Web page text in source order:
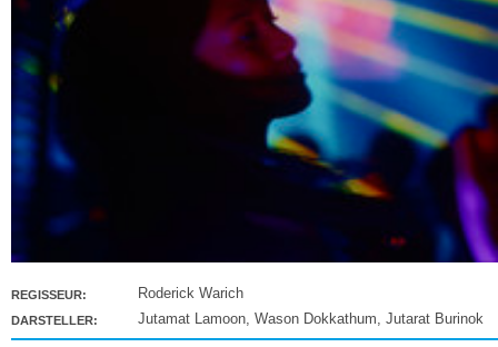
REGISSEUR: Roderick Warich
DARSTELLER: Jutamat Lamoon, Wason Dokkathum, Jutarat Burinok